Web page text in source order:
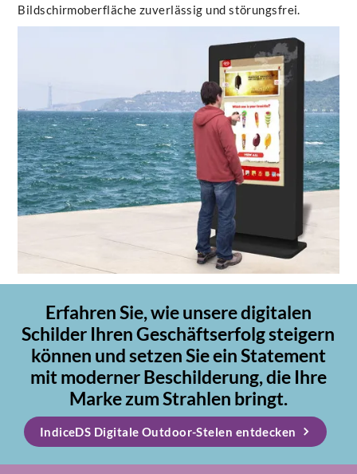
Bildschirmoberfläche zuverlässig und störungsfrei.
Erfahren Sie, wie unsere digitalen
Schilder Ihren Geschäftserfolg steigern
können und setzen Sie ein Statement
mit moderner Beschilderung, die Ihre
Marke zum Strahlen bringt.
IndiceDS Digitale Outdoor-Stelen entdecken